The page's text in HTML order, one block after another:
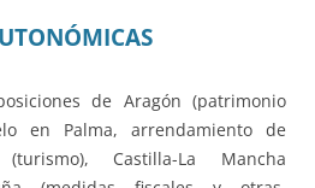
de Aragón (patrimonio
en Palma, arrendamiento de
Castilla-La Mancha